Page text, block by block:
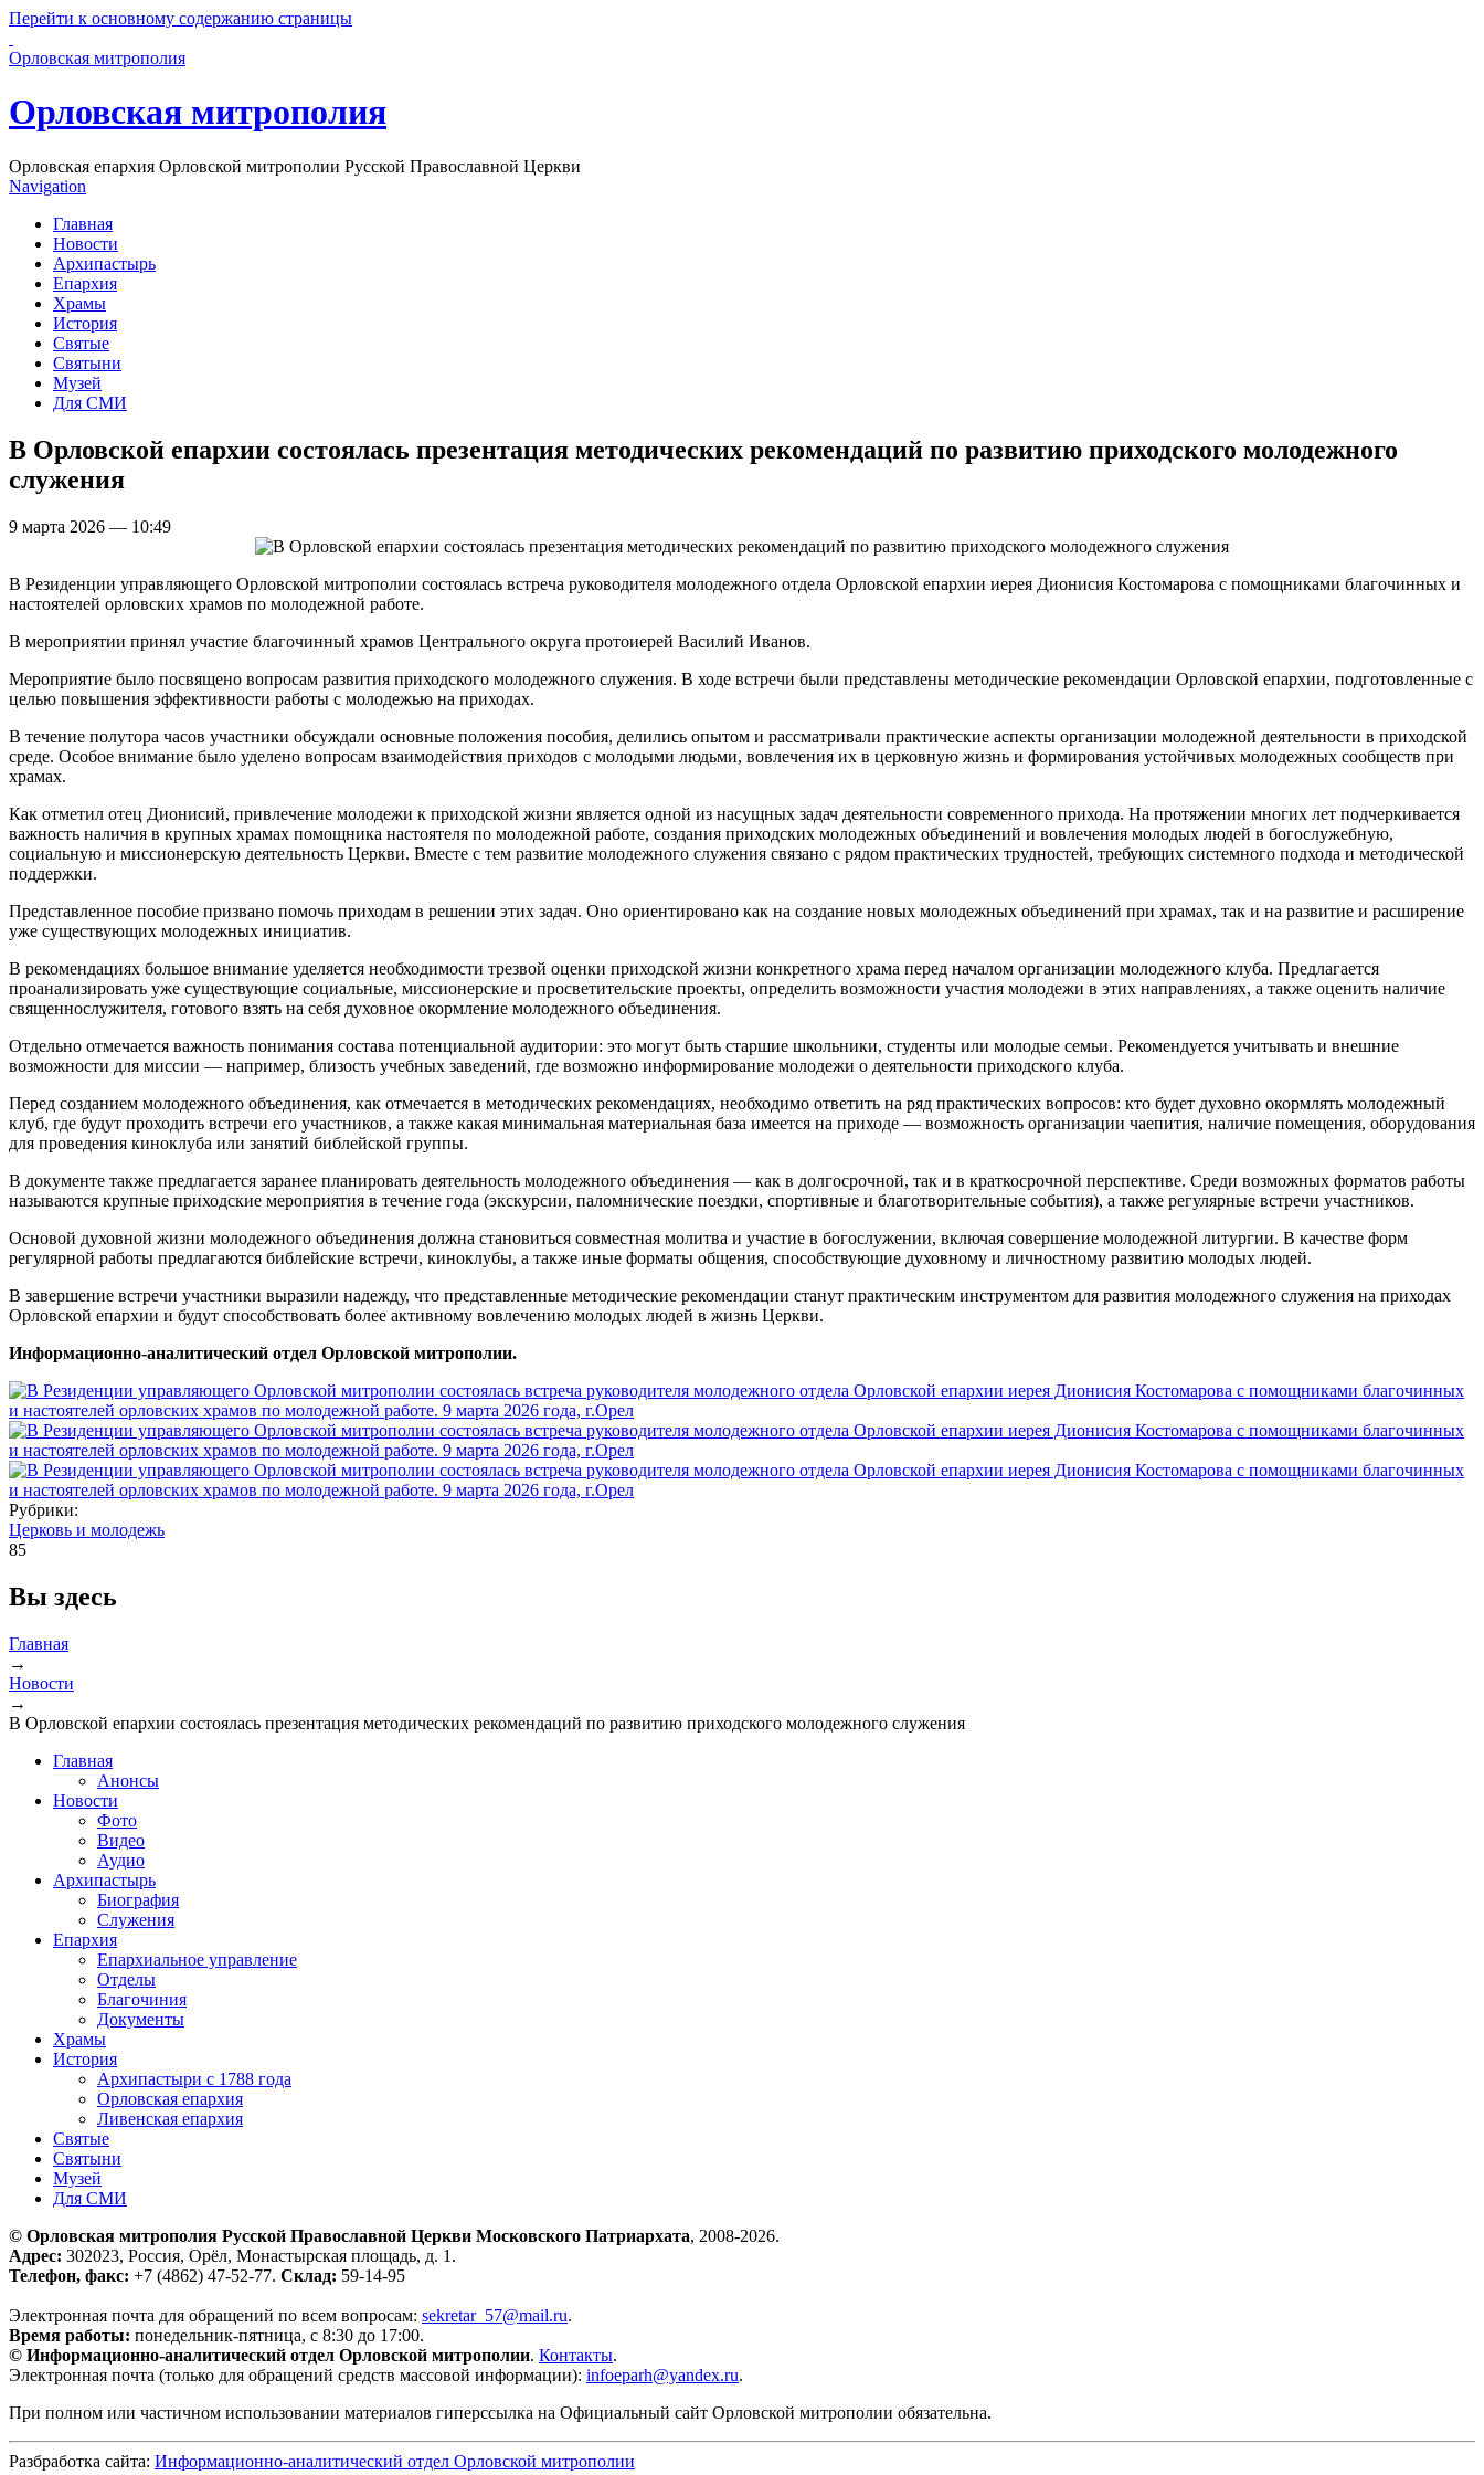
Перейти к основному содержанию страницы
Орловская митрополия
Орловская митрополия
Орловская епархия Орловской митрополии Русской Православной Церкви
Navigation
Главная
Новости
Архипастырь
Епархия
Храмы
История
Святые
Святыни
Музей
Для СМИ
В Орловской епархии состоялась презентация методических рекомендаций по развитию приходского молодежного
служения
9 марта 2026 — 10:49
В Резиденции управляющего Орловской митрополии состоялась встреча руководителя молодежного отдела Орловской епархии иерея Дионисия Костомарова с помощниками благочинных и
настоятелей орловских храмов по молодежной работе.
В мероприятии принял участие благочинный храмов Центрального округа протоиерей Василий Иванов.
Мероприятие было посвящено вопросам развития приходского молодежного служения. В ходе встречи были представлены методические рекомендации Орловской епархии, подготовленные с
целью повышения эффективности работы с молодежью на приходах.
В течение полутора часов участники обсуждали основные положения пособия, делились опытом и рассматривали практические аспекты организации молодежной деятельности в приходской
среде. Особое внимание было уделено вопросам взаимодействия приходов с молодыми людьми, вовлечения их в церковную жизнь и формирования устойчивых молодежных сообществ при
храмах.
Как отметил отец Дионисий, привлечение молодежи к приходской жизни является одной из насущных задач деятельности современного прихода. На протяжении многих лет подчеркивается
важность наличия в крупных храмах помощника настоятеля по молодежной работе, создания приходских молодежных объединений и вовлечения молодых людей в богослужебную,
социальную и миссионерскую деятельность Церкви. Вместе с тем развитие молодежного служения связано с рядом практических трудностей, требующих системного подхода и методической
поддержки.
Представленное пособие призвано помочь приходам в решении этих задач. Оно ориентировано как на создание новых молодежных объединений при храмах, так и на развитие и расширение
уже существующих молодежных инициатив.
В рекомендациях большое внимание уделяется необходимости трезвой оценки приходской жизни конкретного храма перед началом организации молодежного клуба. Предлагается
проанализировать уже существующие социальные, миссионерские и просветительские проекты, определить возможности участия молодежи в этих направлениях, а также оценить наличие
священнослужителя, готового взять на себя духовное окормление молодежного объединения.
Отдельно отмечается важность понимания состава потенциальной аудитории: это могут быть старшие школьники, студенты или молодые семьи. Рекомендуется учитывать и внешние
возможности для миссии — например, близость учебных заведений, где возможно информирование молодежи о деятельности приходского клуба.
Перед созданием молодежного объединения, как отмечается в методических рекомендациях, необходимо ответить на ряд практических вопросов: кто будет духовно окормлять молодежный
клуб, где будут проходить встречи его участников, а также какая минимальная материальная база имеется на приходе — возможность организации чаепития, наличие помещения, оборудования
для проведения киноклуба или занятий библейской группы.
В документе также предлагается заранее планировать деятельность молодежного объединения — как в долгосрочной, так и в краткосрочной перспективе. Среди возможных форматов работы
называются крупные приходские мероприятия в течение года (экскурсии, паломнические поездки, спортивные и благотворительные события), а также регулярные встречи участников.
Основой духовной жизни молодежного объединения должна становиться совместная молитва и участие в богослужении, включая совершение молодежной литургии. В качестве форм
регулярной работы предлагаются библейские встречи, киноклубы, а также иные форматы общения, способствующие духовному и личностному развитию молодых людей.
В завершение встречи участники выразили надежду, что представленные методические рекомендации станут практическим инструментом для развития молодежного служения на приходах
Орловской епархии и будут способствовать более активному вовлечению молодых людей в жизнь Церкви.
Информационно-аналитический отдел Орловской митрополии.
Рубрики:
Церковь и молодежь
85
Вы здесь
Главная
→
Новости
→
В Орловской епархии состоялась презентация методических рекомендаций по развитию приходского молодежного служения
Главная
Анонсы
Новости
Фото
Видео
Аудио
Архипастырь
Биография
Служения
Епархия
Епархиальное управление
Отделы
Благочиния
Документы
Храмы
История
Архипастыри с 1788 года
Орловская епархия
Ливенская епархия
Святые
Святыни
Музей
Для СМИ
© Орловская митрополия Русской Православной Церкви Московского Патриархата, 2008-2026.
Адрес: 302023, Россия, Орёл, Монастырская площадь, д. 1.
Телефон, факс: +7 (4862) 47-52-77. Склад: 59-14-95
Электронная почта для обращений по всем вопросам: sekretar_57@mail.ru.
Время работы: понедельник-пятница, с 8:30 до 17:00.
© Информационно-аналитический отдел Орловской митрополии. Контакты.
Электронная почта (только для обращений средств массовой информации): infoeparh@yandex.ru.
При полном или частичном использовании материалов гиперссылка на Официальный сайт Орловской митрополии обязательна.
Разбработка сайта: Информационно-аналитический отдел Орловской митрополии